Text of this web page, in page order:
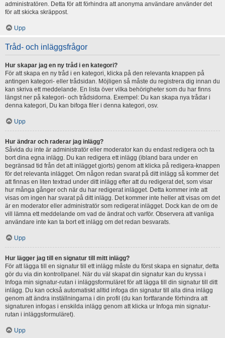
administratören. Detta för att förhindra att anonyma användare använder det
för att skicka skräppost.
Upp
Tråd- och inläggsfrågor
Hur skapar jag en ny tråd i en kategori?
För att skapa en ny tråd i en kategori, klicka på den relevanta knappen på
antingen kategori- eller trådsidan. Möjligen så måste du registrera dig innan du
kan skriva ett meddelande. En lista över vilka behörigheter som du har finns
längst ner på kategori- och trådsidorna. Exempel: Du kan skapa nya trådar i
denna kategori, Du kan bifoga filer i denna kategori, osv.
Upp
Hur ändrar och raderar jag inlägg?
Såvida du inte är administratör eller moderator kan du endast redigera och ta
bort dina egna inlägg. Du kan redigera ett inlägg (ibland bara under en
begränsad tid från det att inlägget gjorts) genom att klicka på redigera-knappen
för det relevanta inlägget. Om någon redan svarat på ditt inlägg så kommer det
att finnas en liten textrad under ditt inlägg efter att du redigerat det, som visar
hur många gånger och när du har redigerat inlägget. Detta kommer inte att
visas om ingen har svarat på ditt inlägg. Det kommer inte heller att visas om det
är en moderator eller administratör som redigerat inlägget. Dock kan de om de
vill lämna ett meddelande om vad de ändrat och varför. Observera att vanliga
användare inte kan ta bort ett inlägg om det redan besvarats.
Upp
Hur lägger jag till en signatur till mitt inlägg?
För att lägga till en signatur till ett inlägg måste du först skapa en signatur, detta
gör du via din kontrollpanel. När du väl skapat din signatur kan du kryssa i
Infoga min signatur-rutan i inläggsformuläret för att lägga till din signatur till ditt
inlägg. Du kan också automatiskt alltid infoga din signatur till alla dina inlägg
genom att ändra inställningarna i din profil (du kan fortfarande förhindra att
signaturen infogas i enskilda inlägg genom att klicka ur Infoga min signatur-
rutan i inläggsformuläret).
Upp